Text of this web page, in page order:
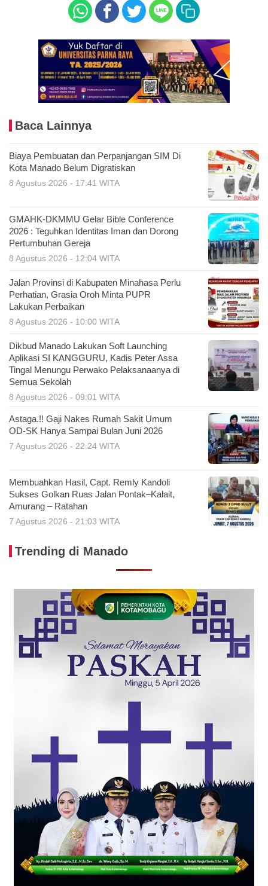
Baca Lainnya
Biaya Pembuatan dan Perpanjangan SIM Di
Kota Manado Belum Digratiskan
8 Agustus 2026 - 17:41 WITA
GMAHK-DKMMU Gelar Bible Conference
2026 : Teguhkan Identitas Iman dan Dorong
Pertumbuhan Gereja
8 Agustus 2026 - 12:04 WITA
Jalan Provinsi di Kabupaten Minahasa Perlu
Perhatian, Grasia Oroh Minta PUPR
Lakukan Perbaikan
8 Agustus 2026 - 10:00 WITA
Dikbud Manado Lakukan Soft Launching
Aplikasi SI KANGGURU, Kadis Peter Assa
Tingal Menungu Perwako Pelaksanaanya di
Semua Sekolah
8 Agustus 2026 - 09:01 WITA
Astaga.!! Gaji Nakes Rumah Sakit Umum
OD-SK Hanya Sampai Bulan Juni 2026
7 Agustus 2026 - 22:24 WITA
Membuahkan Hasil, Capt. Remly Kandoli
Sukses Golkan Ruas Jalan Pontak–Kalait,
Amurang – Ratahan
7 Agustus 2026 - 21:03 WITA
Trending di Manado